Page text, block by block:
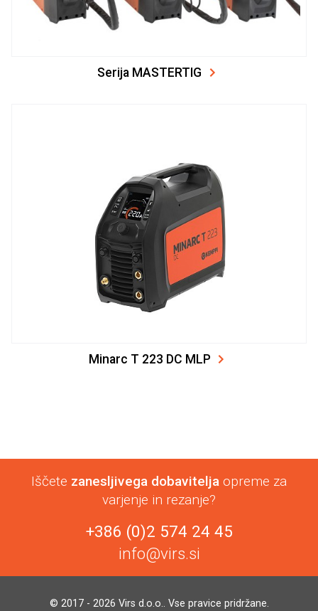
Serija MASTERTIG
Minarc T 223 DC MLP
Iščete zanesljivega dobavitelja opreme za
varjenje in rezanje?
+386 (0)2 574 24 45
info@virs.si
© 2017 - 2026 Virs d.o.o.. Vse pravice pridržane.